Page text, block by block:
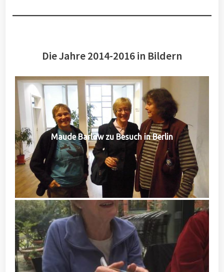
Die Jahre 2014-2016 in Bildern
Maude Barlow zu Besuch in Berlin